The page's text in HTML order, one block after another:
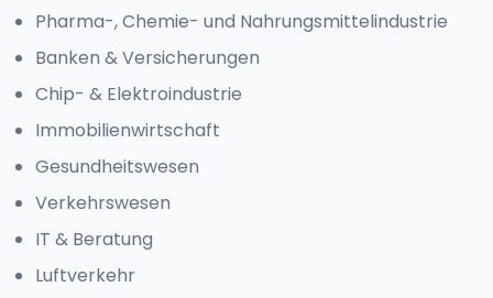
Pharma-, Chemie- und Nahrungsmittelindustrie
Banken & Versicherungen
Chip- & Elektroindustrie
Immobilienwirtschaft
Gesundheitswesen
Verkehrswesen
IT & Beratung
Luftverkehr